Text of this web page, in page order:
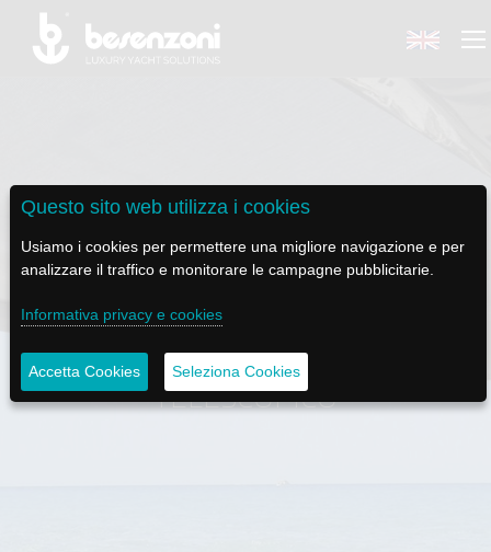
BACK
BESENZONI
AZIENDA
CODICE ETICO
BACK
PRODOTTI
POLTRONE PILOTA
PASSERELLE
BACK
BE ELECTRIC
LAPASSERELLA
IL SALPA ANCORA
BACK
NEWS MEDIA
NEWS
SOCIAL
BACK
ASSISTENZA
TUTORIALS
MANUTENZIONE
TENDALINO DI POPPA
TELESCOPICO
Questo sito web utilizza i cookies
Usiamo i cookies per permettere una migliore navigazione e per
analizzare il traffico e monitorare le campagne pubblicitarie.
Informativa privacy e cookies
Accetta Cookies Seleziona Cookies